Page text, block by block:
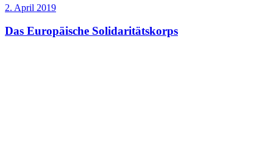
2. April 2019
Das Europäische Solidaritätskorps